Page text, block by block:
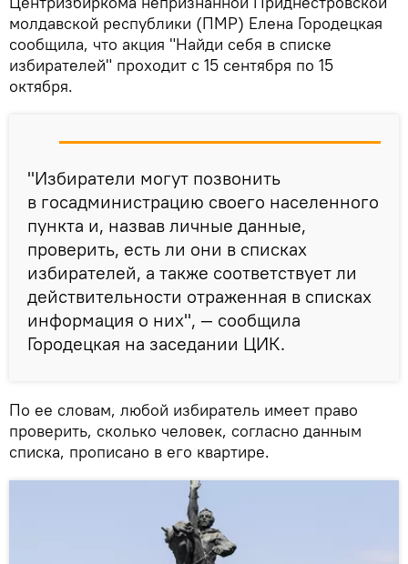
молдавской республики (ПМР) Елена Городецкая
сообщила, что акция "Найди себя в списке
избирателей" проходит с 15 сентября по 15
октября.
"Избиратели могут позвонить
в госадминистрацию своего населенного
пункта и, назвав личные данные,
проверить, есть ли они в списках
избирателей, а также соответствует ли
действительности отраженная в списках
информация о них", — сообщила
Городецкая на заседании ЦИК.
По ее словам, любой избиратель имеет право
проверить, сколько человек, согласно данным
списка, прописано в его квартире.